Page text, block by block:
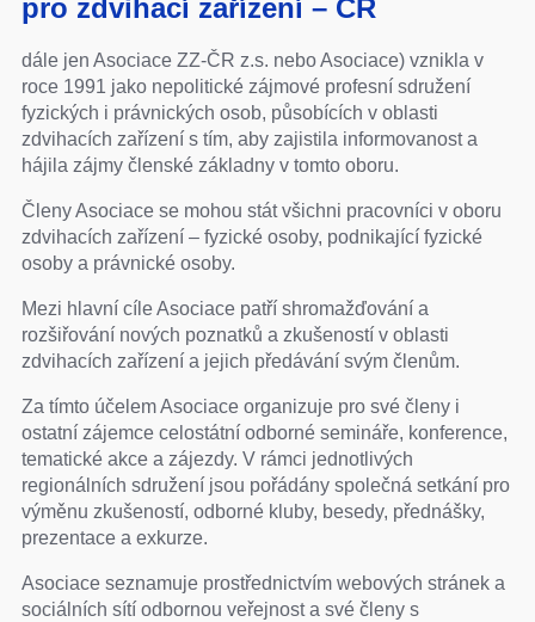
pro zdvihací zařízení – ČR
dále jen Asociace ZZ-ČR z.s. nebo Asociace) vznikla v
roce 1991 jako nepolitické zájmové profesní sdružení
fyzických i právnických osob, působících v oblasti
zdvihacích zařízení s tím, aby zajistila informovanost a
hájila zájmy členské základny v tomto oboru.
Členy Asociace se mohou stát všichni pracovníci v oboru
zdvihacích zařízení – fyzické osoby, podnikající fyzické
osoby a právnické osoby.
Mezi hlavní cíle Asociace patří shromažďování a
rozšiřování nových poznatků a zkušeností v oblasti
zdvihacích zařízení a jejich předávání svým členům.
Za tímto účelem Asociace organizuje pro své členy i
ostatní zájemce celostátní odborné semináře, konference,
tematické akce a zájezdy. V rámci jednotlivých
regionálních sdružení jsou pořádány společná setkání pro
výměnu zkušeností, odborné kluby, besedy, přednášky,
prezentace a exkurze.
Asociace seznamuje prostřednictvím webových stránek a
sociálních sítí odbornou veřejnost a své členy s